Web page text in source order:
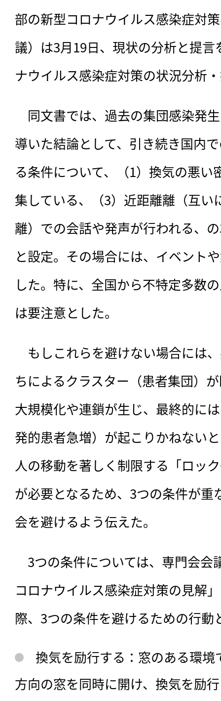
部の新型コロナウイルス感染症対
議）は3月19日、現状の分析と提
ナウイルス感染症対策の状況分析
同文書では、過去の集団感染発
導いた結論として、引き続き国内
る条件について、（1）換気の悪い
集している、（3）近距離離（互い
離）での会話や発声が行われる、
と設定。その場合には、イベント
した。特に、全国から不特定多数
は要注意とした。
もしこれらを避けない場合には
ちによるクラスター（患者集団）
大規模化や連鎖が生じ、最終的に
発的患者急増）が起こりかねない
人の移動を著しく制限する「ロッ
が必要となるため、3つの条件が重
会を避けるよう伝えた。
3つの条件については、専門会会
コロナウイルス感染症対策の見解
際、3つの条件を避けるための行動
換気を励行する：窓のある環
方向の窓を同時に開け、換気を励